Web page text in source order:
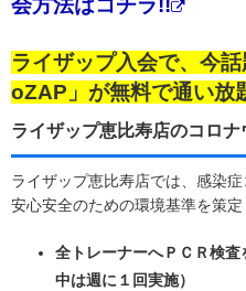
会方法はコチラ!!
ライザップ入会で、今
oZAP」が無料で通い放
ライザップ恵比寿店のコロ
ライザップ恵比寿店では、感染
安心安全のための環境基準を策定
全トレーナーへＰＣＲ検
中は週に１回実施）